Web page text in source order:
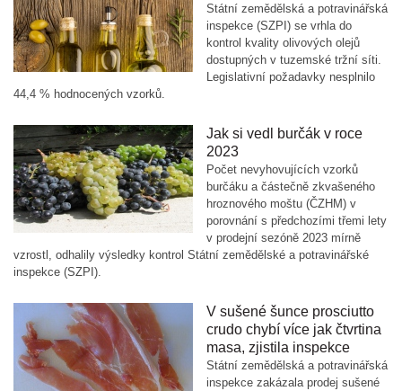
Státní zemědělská a potravinářská
inspekce (SZPI) se vrhla do
kontrol kvality olivových olejů
dostupných v tuzemské tržní síti.
Legislativní požadavky nesplnilo
44,4 % hodnocených vzorků.
Jak si vedl burčák v roce
2023
Počet nevyhovujících vzorků
burčáku a částečně zkvašeného
hroznového moštu (ČZHM) v
porovnání s předchozími třemi lety
v prodejní sezóně 2023 mírně
vzrostl, odhalily výsledky kontrol Státní zemědělské a potravinářské
inspekce (SZPI).
V sušené šunce prosciutto
crudo chybí více jak čtvrtina
masa, zjistila inspekce
Státní zemědělská a potravinářská
inspekce zakázala prodej sušené